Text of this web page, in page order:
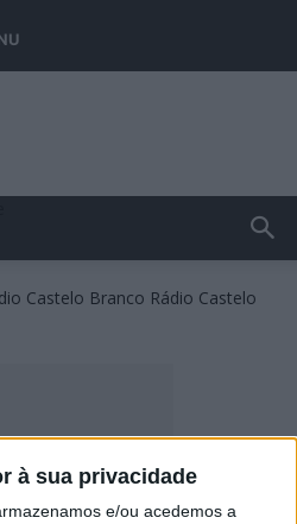
à sua privacidade
e/ou acedemos a
Rádio Castelo